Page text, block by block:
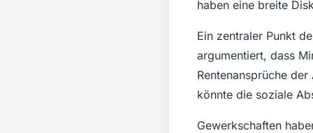
haben eine breite
Ein zentraler Punkt
argumentiert, dass
Rentenansprüche
könnte die soziale
Gewerkschaften